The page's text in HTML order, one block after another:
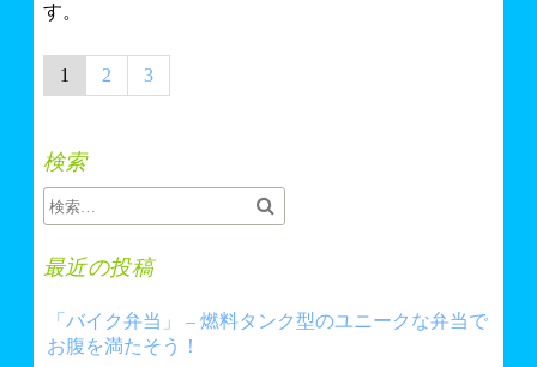
す。
投
稿
ペ
ー
送
り
1 2 3
検索
最近の投稿
「バイク弁当」 – 燃料タンク型のユニークな弁当で
お腹を満たそう！